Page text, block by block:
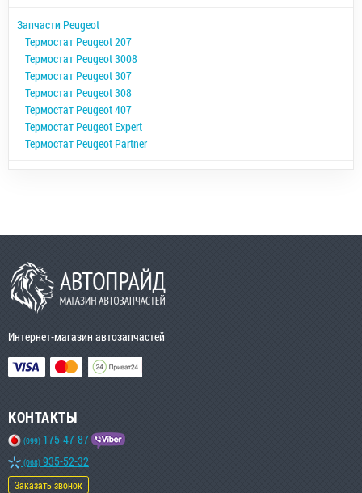
Запчасти Peugeot
Термостат Peugeot 207
Термостат Peugeot 3008
Термостат Peugeot 307
Термостат Peugeot 308
Термостат Peugeot 407
Термостат Peugeot Expert
Термостат Peugeot Partner
Интернет-магазин автозапчастей
КОНТАКТЫ
(099) 175-47-87
(068) 935-52-32
Заказать звонок